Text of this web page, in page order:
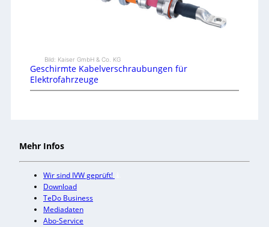
Bild: Kaiser GmbH & Co. KG
Geschirmte Kabelverschraubungen für
Elektrofahrzeuge
Mehr Infos
Wir sind IVW geprüft!
Download
TeDo Business
Mediadaten
Abo-Service